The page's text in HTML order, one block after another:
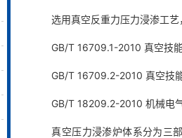
选用真空反重力压力浸渗工艺
GB/T 16709.1-2010 真空技能
GB/T 16709.2-2010 真空技能
GB/T 18209.2-2010 机械电气
真空压力浸渗炉体系分为三部